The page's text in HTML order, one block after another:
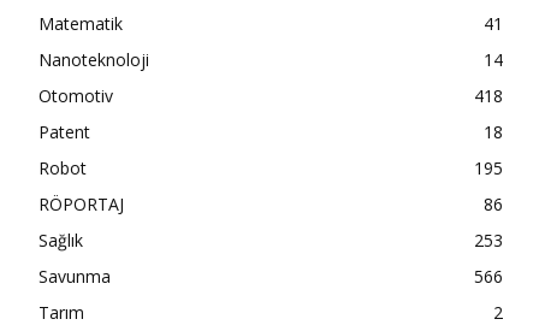
Matematik
41
Nanoteknoloji
14
Otomotiv
418
Patent
18
Robot
195
RÖPORTAJ
86
Sağlık
253
Savunma
566
Tarım
2